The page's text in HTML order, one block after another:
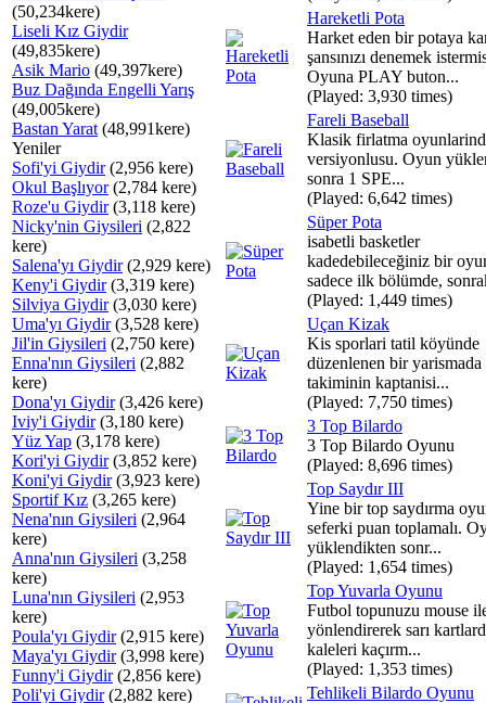
(50,234kere)
Liseli Kız Giydir
(49,835kere)
Asik Mario (49,397kere)
Buz Dağında Engelli Yarış
(49,005kere)
Bastan Yarat (48,991kere)
Yeniler
Sofi'yi Giydir(2,956 kere)
Okul Başlıyor(2,784 kere)
Roze'u Giydir(3,118 kere)
Nicky'nin Giysileri (2,822
kere)
Salena'yı Giydir(2,929 kere)
Keny'i Giydir(3,319 kere)
Silviya Giydir(3,030 kere)
Uma'yı Giydir(3,528 kere)
Jil'in Giysileri (2,750 kere)
Enna'nın Giysileri (2,882
kere)
Dona'yı Giydir(3,426 kere)
Iviy'i Giydir(3,180 kere)
Yüz Yap (3,178 kere)
Kori'yi Giydir(3,852 kere)
Koni'yi Giydir(3,923 kere)
Sportif Kız (3,265 kere)
Nena'nın Giysileri (2,964
kere)
Anna'nın Giysileri (3,258
kere)
Luna'nın Giysileri (2,953
kere)
Poula'yı Giydir(2,915 kere)
Maya'yı Giydir(3,998 kere)
Funny'i Giydir(2,856 kere)
Poli'yi Giydir(2,882 kere)
Hareketli Pota
Harket eden bir potaya
şansınızı denemek
Oyuna PLAY buton...
(Played: 3,930 times)
Fareli Baseball
Klasik firlatma
versiyonlusu. Oyun
sonra 1 SPE...
(Played: 6,642 times)
Süper Pota
isabetli basketler
kadedebileceğiniz bir
sadece ilk bölümde,
(Played: 1,449 times)
Uçan Kizak
Kis sporlari tatil köyünde
düzenlenen bir
takiminin kaptanisi...
(Played: 7,750 times)
3 Top Bilardo
3 Top Bilardo Oyunu
(Played: 8,696 times)
Top Saydır III
Yine bir top saydırma
seferki puan toplamalı.
yüklendikten sonr...
(Played: 1,654 times)
Top Yuvarla Oyunu
Futbol topunuzu mouse
yönlendirerek sarı
kaleleri kaçırm...
(Played: 1,353 times)
Tehlikeli Bilardo Oyunu